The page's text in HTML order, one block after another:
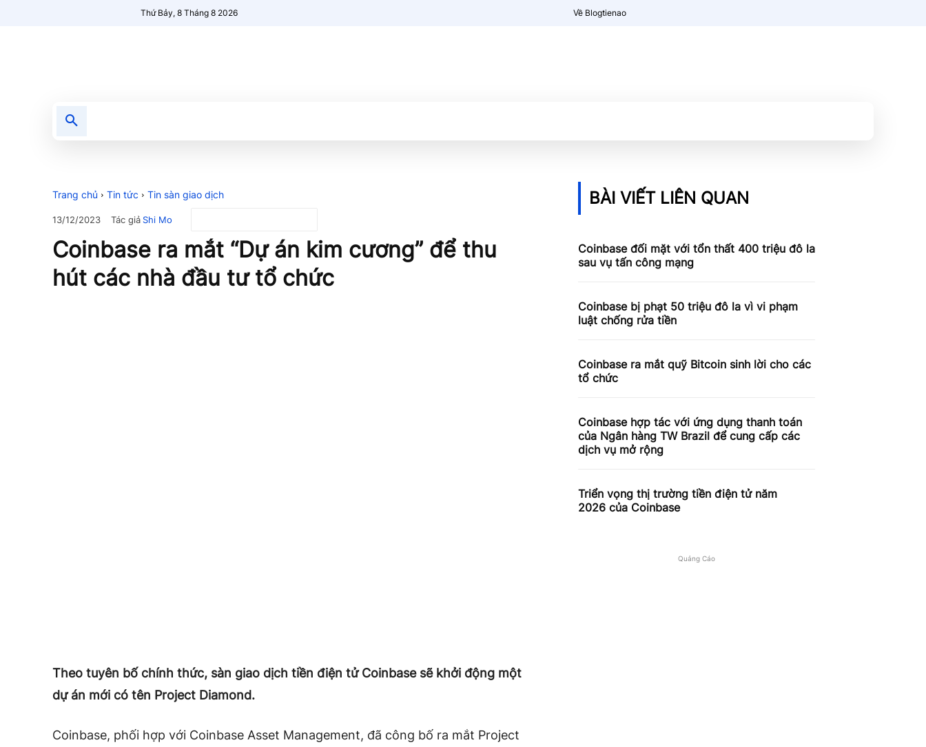
Thứ Bảy, 8 Tháng 8 2026 Về Blogtienao
Trang chủ Tin tức Tin sàn giao dịch
13/12/2023 Tác giảShi Mo
Coinbase ra mắt “Dự án kim cương” để thu
hút các nhà đầu tư tổ chức
Theo tuyên bố chính thức, sàn giao dịch tiền điện tử Coinbase sẽ khởi động một
dự án mới có tên Project Diamond.
Coinbase, phối hợp với Coinbase Asset Management, đã công bố ra mắt Project
BÀI VIẾT LIÊN QUAN
Coinbase đối mặt với tổn thất 400 triệu đô la
sau vụ tấn công mạng
Coinbase bị phạt 50 triệu đô la vì vi phạm
luật chống rửa tiền
Coinbase ra mắt quỹ Bitcoin sinh lời cho các
tổ chức
Coinbase hợp tác với ứng dụng thanh toán
của Ngân hàng TW Brazil để cung cấp các
dịch vụ mở rộng
Triển vọng thị trường tiền điện tử năm
2026 của Coinbase
Quảng Cáo